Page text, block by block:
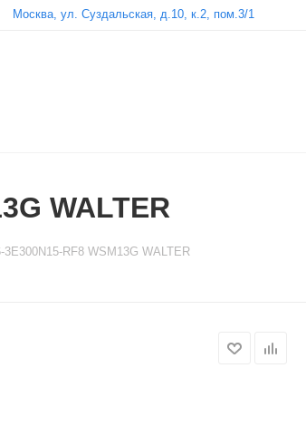
Москва, ул. Суздальская, д.10, к.2, пом.3/1
WALTER
3E300N15-RF8 WSM13G WALTER